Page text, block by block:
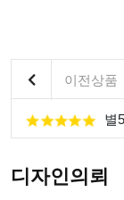
이전상품
별
디자인의뢰